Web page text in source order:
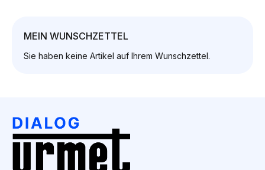
MEIN WUNSCHZETTEL
Sie haben keine Artikel auf Ihrem Wunschzettel.